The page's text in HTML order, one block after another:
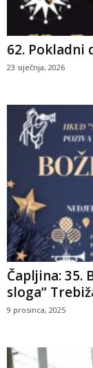
62. Pokladni
23 siječnja, 2026
Čapljina: 35.
sloga”
9 prosinca, 2025